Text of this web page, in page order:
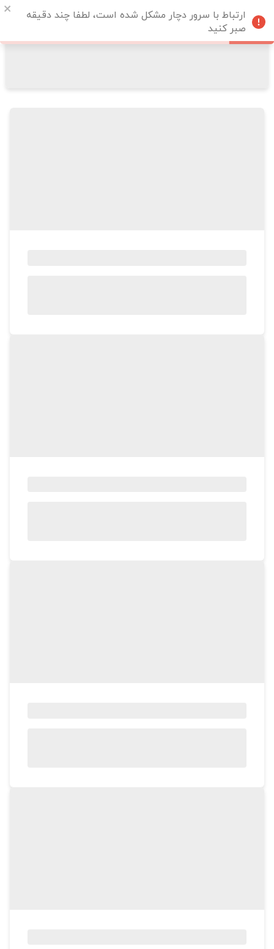
ارتباط با سرور دچار مشکل شده است، لطفا چند دقیقه
صبر کنید